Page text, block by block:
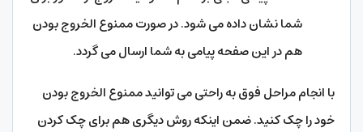
شما نشان داده می شود. در صورت ممنوع الخروج بودن
هم در این صفحه پیامی به شما ارسال می گردد.
با انجام مراحل فوق به راحتی می توانید ممنوع الخروج بودن
خود را چک کنید. ضمن اینکه روش دیگری هم برای چک کردن